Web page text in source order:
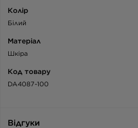
Колір
Білий
Матеріал
Шкіра
Код товару
DA4087-100
Відгуки